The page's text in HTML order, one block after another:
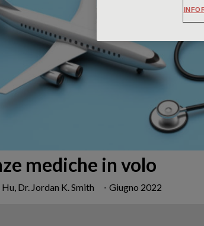
mediche in volo
Hu, Dr. Jordan K. Smith ∙ Giugno 2022